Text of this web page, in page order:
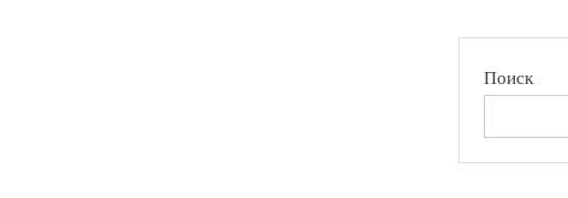
Поиск